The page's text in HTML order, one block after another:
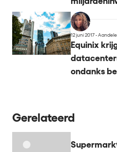
12 juni 2017 -
Equinix
ondanks
Gerelateerd